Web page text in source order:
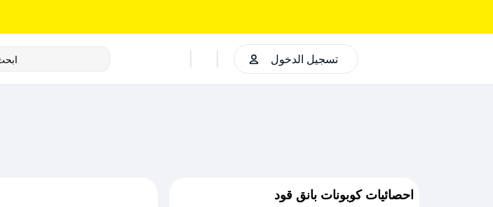
تسجيل الدخول
احصائيات كوبونات بانق قود